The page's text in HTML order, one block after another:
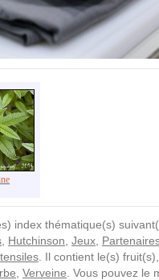
index thématique(s)
Hutchinson Jeux
. Il contient le(s)
Verveine . Vous pouvez